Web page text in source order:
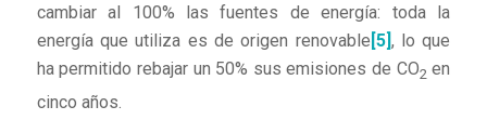
cambiar al 100% las fuentes de energía: toda la
energía que utiliza es de origen renovable [5], lo que
ha permitido rebajar un 50% sus emisiones de CO2 en
cinco años.